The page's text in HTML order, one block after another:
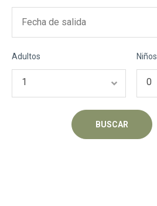
Adultos Niños